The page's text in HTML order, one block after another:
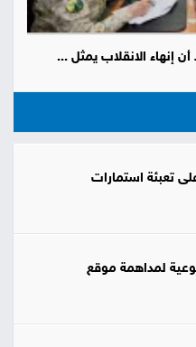
إنهاء الانقلاب يمثل ...
تعبئة استمارات
لمداهمة موقع